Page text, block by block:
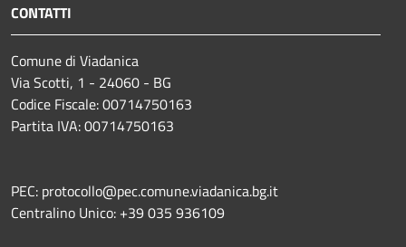
CONTATTI
Comune di Viadanica
Via Scotti, 1 - 24060 - BG
Codice Fiscale: 00714750163
Partita IVA: 00714750163
PEC: protocollo@pec.comune.viadanica.bg.it
Centralino Unico: +39 035 936109